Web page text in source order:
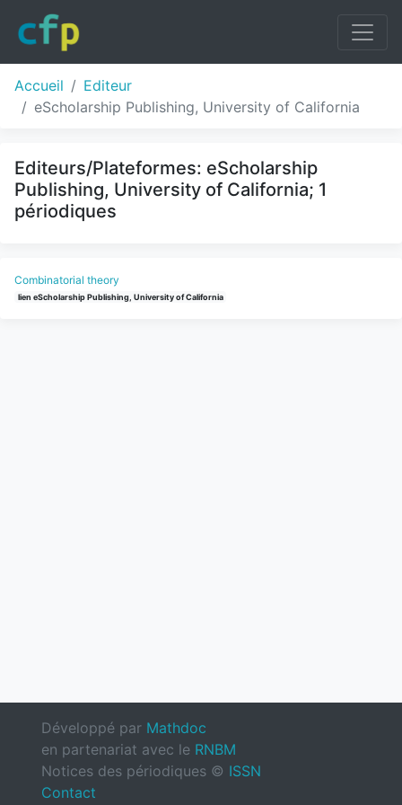
Accueil
Editeur
eScholarship Publishing, University of California
Editeurs/Plateformes: eScholarship
Publishing, University of California; 1
périodiques
Combinatorial theory
lien eScholarship Publishing, University of California
Développé par Mathdoc
en partenariat avec le RNBM
Notices des périodiques © ISSN
Contact